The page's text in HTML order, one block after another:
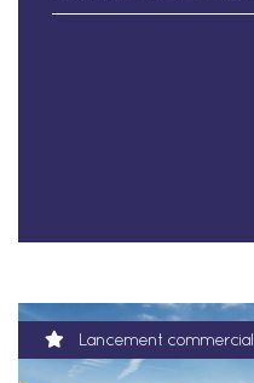
Lancement commercial
Lancement commercial
Lancement commercial